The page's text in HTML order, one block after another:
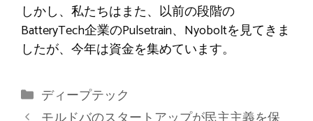
しかし、私たちはまた、以前の段階の
BatteryTech企業のPulsetrain、Nyoboltを見てきま
したが、今年は資金を集めています。
カ
テ
ディープテック